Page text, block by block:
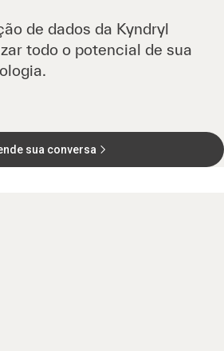
de dados da Kyndryl
todo o potencial de sua
sua conversa